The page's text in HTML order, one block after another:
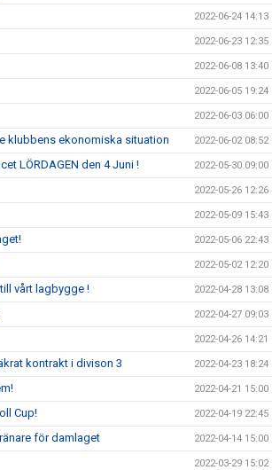
2022-06-24 14:13
2022-06-23 12:35
2022-06-08 13:40
2022-06-05 19:24
2022-06-03 06:00
klubbens ekonomiska situation 2022-06-02 08:52
LÖRDAGEN den 4 Juni ! 2022-05-30 09:00
2022-05-26 12:26
2022-05-09 15:43
2022-05-06 22:43
2022-05-02 12:20
vårt lagbygge ! 2022-04-28 13:08
2022-04-27 09:03
2022-04-26 14:21
kontrakt i divison 3 2022-04-23 18:24
2022-04-21 15:00
Cup! 2022-04-19 22:45
för damlaget 2022-04-14 15:00
2022-03-29 15:02